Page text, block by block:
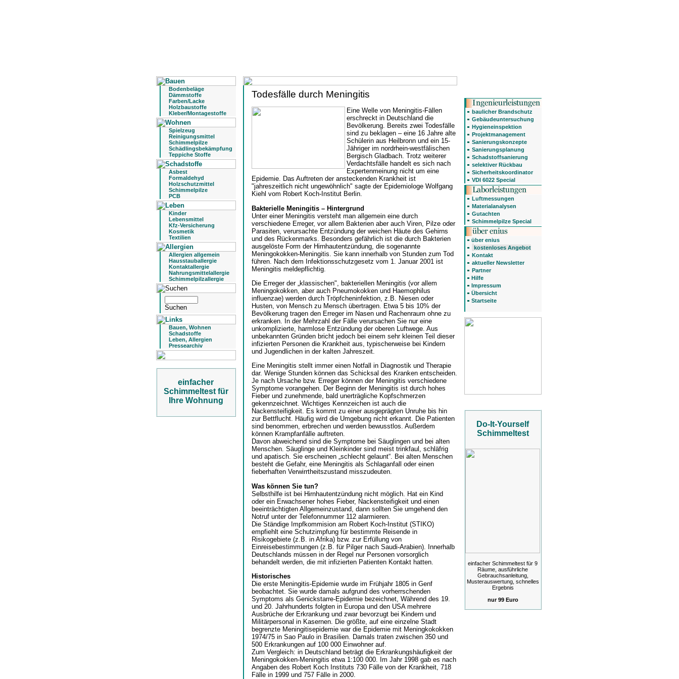
Bodenbeläge
Dämmstoffe
Farben/Lacke
Holzbaustoffe
Kleber/Montagestoffe
Spielzeug
Reinigungsmittel
Schimmelpilze
Schädlingsbekämpfung
Teppiche Stoffe
Asbest
Formaldehyd
Holzschutzmittel
Schimmelpilze
PCB
Kinder
Lebensmittel
Kfz-Versicherung
Kosmetik
Textilien
Allergien allgemein
Hausstauballergie
Kontaktallergie
Nahrungsmittelallergie
Schimmelpilzallergie
Bauen, Wohnen
Schadstoffe
Leben, Allergien
Pressearchiv
einfacher
Schimmeltest für
Ihre Wohnung
Todesfälle durch Meningitis
Eine Welle von Meningitis-Fällen
erschreckt in Deutschland die
Bevölkerung. Bereits zwei Todesfälle
sind zu beklagen – eine 16 Jahre alte
Schülerin aus Heilbronn und ein 15-
Jähriger im nordrhein-westfälischen
Bergisch Gladbach. Trotz weiterer
Verdachtsfälle handelt es sich nach
Expertenmeinung nicht um eine
Epidemie. Das Auftreten der ansteckenden Krankheit ist
"jahreszeitlich nicht ungewöhnlich" sagte der Epidemiologe Wolfgang
Kiehl vom Robert Koch-Institut Berlin.
Bakterielle Meningitis – Hintergrund
Unter einer Meningitis versteht man allgemein eine durch
verschiedene Erreger, vor allem Bakterien aber auch Viren, Pilze oder
Parasiten, verursachte Entzündung der weichen Häute des Gehirns
und des Rückenmarks. Besonders gefährlich ist die durch Bakterien
ausgelöste Form der Hirnhautentzündung, die sogenannte
Meningokokken-Meningitis. Sie kann innerhalb von Stunden zum Tod
führen. Nach dem Infektionsschutzgesetz vom 1. Januar 2001 ist
Meningitis meldepflichtig.
Die Erreger der „klassischen", bakteriellen Meningitis (vor allem
Meningokokken, aber auch Pneumokokken und Haemophilus
influenzae) werden durch Tröpfcheninfektion, z.B. Niesen oder
Husten, von Mensch zu Mensch übertragen. Etwa 5 bis 10% der
Bevölkerung tragen den Erreger im Nasen und Rachenraum ohne zu
erkranken. In der Mehrzahl der Fälle verursachen Sie nur eine
unkomplizierte, harmlose Entzündung der oberen Luftwege. Aus
unbekannten Gründen bricht jedoch bei einem sehr kleinen Teil dieser
infizierten Personen die Krankheit aus, typischerweise bei Kindern
und Jugendlichen in der kalten Jahreszeit.
Eine Meningitis stellt immer einen Notfall in Diagnostik und Therapie
dar. Wenige Stunden können das Schicksal des Kranken entscheiden.
Je nach Ursache bzw. Erreger können der Meningitis verschiedene
Symptome vorangehen. Der Beginn der Meningitis ist durch hohes
Fieber und zunehmende, bald unerträgliche Kopfschmerzen
gekennzeichnet. Wichtiges Kennzeichen ist auch die
Nackensteifigkeit. Es kommt zu einer ausgeprägten Unruhe bis hin
zur Bettflucht. Häufig wird die Umgebung nicht erkannt. Die Patienten
sind benommen, erbrechen und werden bewusstlos. Außerdem
können Krampfanfälle auftreten.
Davon abweichend sind die Symptome bei Säuglingen und bei alten
Menschen. Säuglinge und Kleinkinder sind meist trinkfaul, schläfrig
und apatisch. Sie erscheinen „schlecht gelaunt“. Bei alten Menschen
besteht die Gefahr, eine Meningitis als Schlaganfall oder einen
fieberhaften Verwirrtheitszustand misszudeuten.
Was können Sie tun?
Selbsthilfe ist bei Hirnhautentzündung nicht möglich. Hat ein Kind
oder ein Erwachsener hohes Fieber, Nackensteifigkeit und einen
beeinträchtigten Allgemeinzustand, dann sollten Sie umgehend den
Notruf unter der Telefonnummer 112 alarmieren.
Die Ständige Impfkommision am Robert Koch-Institut (STIKO)
empfiehlt eine Schutzimpfung für bestimmte Reisende in
Risikogebiete (z.B. in Afrika) bzw. zur Erfüllung von
Einreisebestimmungen (z.B. für Pilger nach Saudi-Arabien). Innerhalb
Deutschlands müssen in der Regel nur Personen vorsorglich
behandelt werden, die mit infizierten Patienten Kontakt hatten.
Historisches
Die erste Meningitis-Epidemie wurde im Frühjahr 1805 in Genf
beobachtet. Sie wurde damals aufgrund des vorherrschenden
Symptoms als Genickstarre-Epidemie bezeichnet, Während des 19.
und 20. Jahrhunderts folgten in Europa und den USA mehrere
Ausbrüche der Erkrankung und zwar bevorzugt bei Kindern und
Militärpersonal in Kasernen. Die größte, auf eine einzelne Stadt
begrenzte Meningitisepidemie war die Epidemie mit Meningkokokken
1974/75 in Sao Paulo in Brasilien. Damals traten zwischen 350 und
500 Erkrankungen auf 100 000 Einwohner auf.
Zum Vergleich: in Deutschland beträgt die Erkrankungshäufigkeit der
Meningokokken-Meningitis etwa 1:100 000. Im Jahr 1998 gab es nach
Angaben des Robert Koch Instituts 730 Fälle von der Krankheit, 718
Fälle in 1999 und 757 Fälle in 2000.
baulicher Brandschutz
Gebäudeuntersuchung
Hygieneinspektion
Projektmanagement
Sanierungskonzepte
Sanierungsplanung
Schadstoffsanierung
selektiver Rückbau
Sicherheitskoordinator
VDI 6022 Special
Luftmessungen
Materialanalysen
Gutachten
Schimmelpilze Special
über enius
kostenloses Angebot
Kontakt
aktueller Newsletter
Partner
Hilfe
Impressum
Übersicht
Startseite
Do-It-Yourself
Schimmeltest
einfacher Schimmeltest für 9
Räume, ausführliche
Gebrauchsanleitung,
Musterauswertung, schnelles
Ergebnis
nur 99 Euro